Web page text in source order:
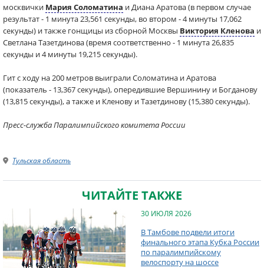
москвички Мария Соломатина и Диана Аратова (в первом случае
результат - 1 минута 23,561 секунды, во втором - 4 минуты 17,062
секунды) и также гонщицы из сборной Москвы Виктория Кленова и
Светлана Тазетдинова (время соответственно - 1 минута 26,835
секунды и 4 минуты 19,215 секунды).
Гит с ходу на 200 метров выиграли Соломатина и Аратова
(показатель - 13,367 секунды), опередившие Вершинину и Богданову
(13,815 секунды), а также и Кленову и Тазетдинову (15,380 секунды).
Пресс-служба Паралимпийского комитета России
Тульская область
ЧИТАЙТЕ ТАКЖЕ
30 ИЮЛЯ 2026
В Тамбове подвели итоги
финального этапа Кубка России
по паралимпийскому
велоспорту на шоссе